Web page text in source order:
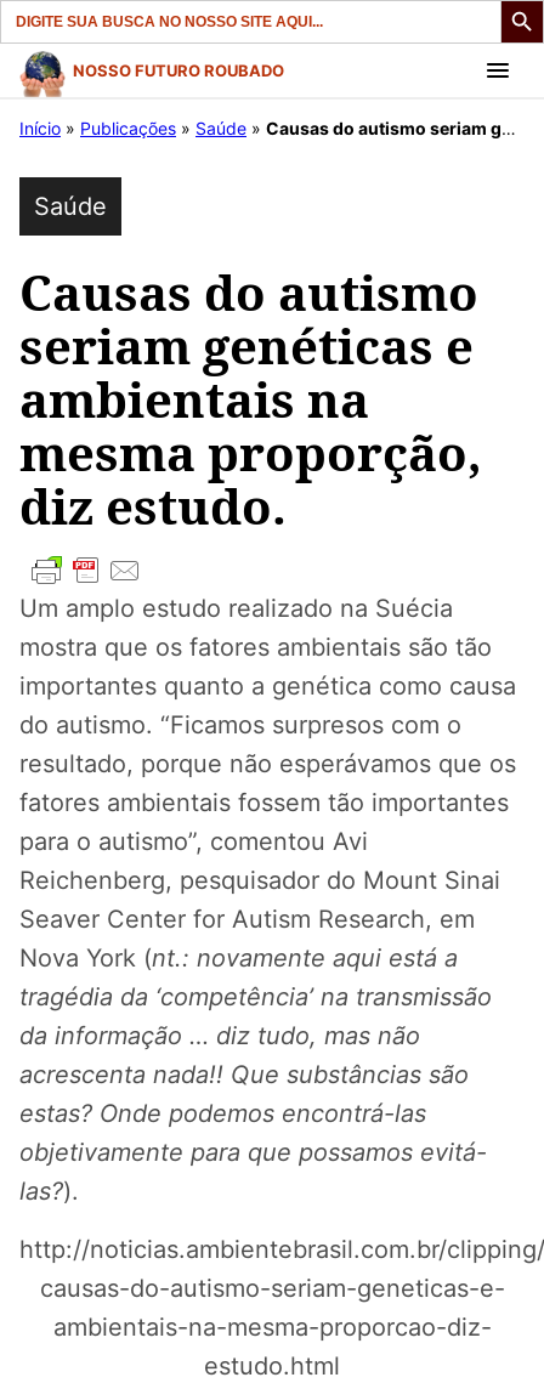
Search
for:
Pular
para
conteúdo
NOSSO FUTURO ROUBADO
Início » Publicações » Saúde » Causas do autismo seriam genéticas e ambientais na mesma proporção, diz estudo.
Saúde
Causas do autismo
seriam genéticas e
ambientais na
mesma proporção,
diz estudo.
Um amplo estudo realizado na Suécia
mostra que os fatores ambientais são tão
importantes quanto a genética como causa
do autismo. “Ficamos surpresos com o
resultado, porque não esperávamos que os
fatores ambientais fossem tão importantes
para o autismo”, comentou Avi
Reichenberg, pesquisador do Mount Sinai
Seaver Center for Autism Research, em
Nova York (nt.: novamente aqui está a
tragédia da ‘competência’ na transmissão
da informação … diz tudo, mas não
acrescenta nada!! Que substâncias são
estas? Onde podemos encontrá-las
objetivamente para que possamos evitá-
las?).
http://noticias.ambientebrasil.com.br/
causas-do-autismo-seriam-geneticas-e-
ambientais-na-mesma-proporcao-diz-
estudo.html